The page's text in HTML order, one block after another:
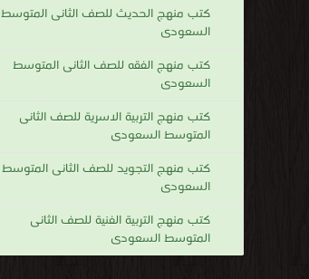
كتب منهج الحديث للصف الثانى المتوسط
السعودى
كتب منهج الفقه للصف الثانى المتوسط
السعودى
كتب منهج التربية الاسرية للصف الثانى
المتوسط السعودى
كتب منهج التجويد للصف الثانى المتوسط
السعودى
كتب منهج التربية الفنية للصف الثانى
المتوسط السعودى